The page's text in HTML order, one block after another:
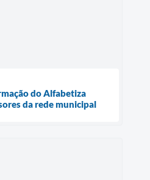
do Alfabetiza
da rede municipal